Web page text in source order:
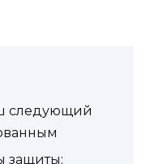
следующий
защиты: